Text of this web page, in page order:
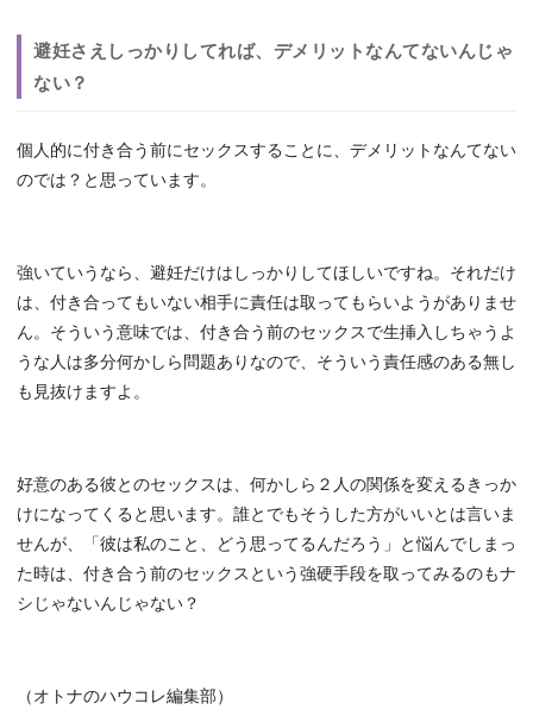
避妊さえしっかりしてれば、デメリットなんてないんじゃ
ない？
個人的に付き合う前にセックスすることに、デメリットなんてない
のでは？と思っています。
強いていうなら、避妊だけはしっかりしてほしいですね。それだけ
は、付き合ってもいない相手に責任は取ってもらいようがありませ
ん。そういう意味では、付き合う前のセックスで生挿入しちゃうよ
うな人は多分何かしら問題ありなので、そういう責任感のある無し
も見抜けますよ。
好意のある彼とのセックスは、何かしら２人の関係を変えるきっか
けになってくると思います。誰とでもそうした方がいいとは言いま
せんが、「彼は私のこと、どう思ってるんだろう」と悩んでしまっ
た時は、付き合う前のセックスという強硬手段を取ってみるのもナ
シじゃないんじゃない？
（オトナのハウコレ編集部）